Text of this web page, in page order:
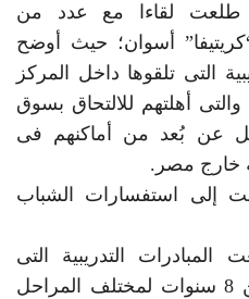
طلعت لقاءا مع عدد من
أسوان؛ حيث أوضح
التى تلقوها داخل المركز
أهلتهم للالتحاق بسوق
عن بُعد من أماكنهم فى
خارج مصر.
إلى استفسارات الشباب
التدريبية التى
توفرها الوزارة بدءا من سن 8 سنوات لمختلف المراحل